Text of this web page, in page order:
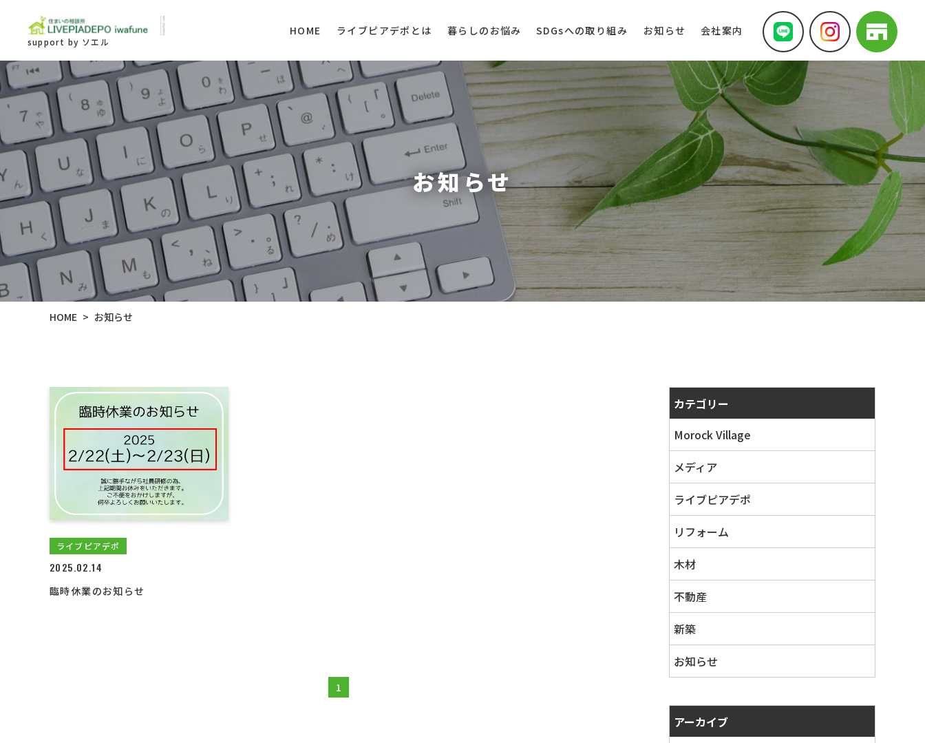
support by ソエル
HOME ライブピアデポとは 暮らしのお悩み SDGsへの取り組み お知らせ 会社案内
お知らせ
HOME > お知らせ
ライブピアデポ
2025.02.14
臨時休業のお知らせ
1
カテゴリー
Morock Village
メディア
ライブピアデポ
リフォーム
木材
不動産
新築
お知らせ
アーカイブ